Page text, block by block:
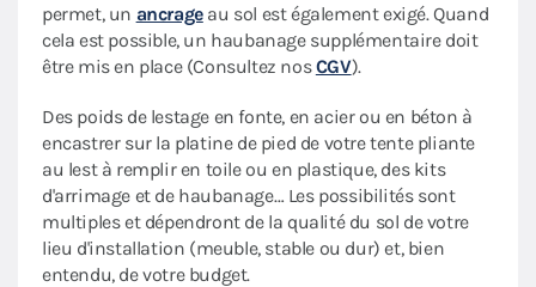
permet, un ancrageau sol est également exigé. Quand
cela est possible, un haubanage supplémentaire doit
être mis en place (Consultez nosCGV).
Des poids de lestage en fonte, en acier ou en béton à
encastrer sur la platine de pied de votre tente pliante
au lest à remplir en toile ou en plastique, des kits
d'arrimage et de haubanage… Les possibilités sont
multiples et dépendront de la qualité du sol de votre
lieu d'installation (meuble, stable ou dur) et, bien
entendu, de votre budget.